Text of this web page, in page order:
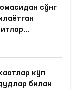
сўнг
кўп
билан